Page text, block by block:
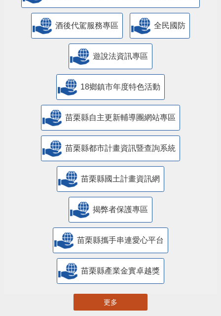
酒後代駕服務專區 全民國防
遊說法資訊專區
18鄉鎮市年度特色活動
苗栗縣自主更新輔導團網站專區
苗栗縣都市計畫資訊暨查詢系統
苗栗縣國土計畫資訊網
揭弊者保護專區
苗栗縣攜手串連愛心平台
苗栗縣產業金實卓越獎
更多